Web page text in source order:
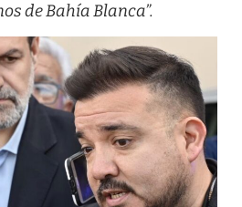
de Bahía Blanca”.